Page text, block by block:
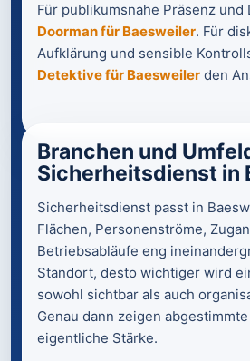
Für publikumsnahe Präsenz und
Doorman für Baesweiler. Für
Aufklärung und sensible
Detektive für Baesweiler den
Branchen und
Sicherheitsdienst in
Sicherheitsdienst passt in
Flächen, Personenströme,
Betriebsabläufe eng
Standort, desto wichtiger wird
sowohl sichtbar als auch
Genau dann zeigen
eigentliche Stärke.